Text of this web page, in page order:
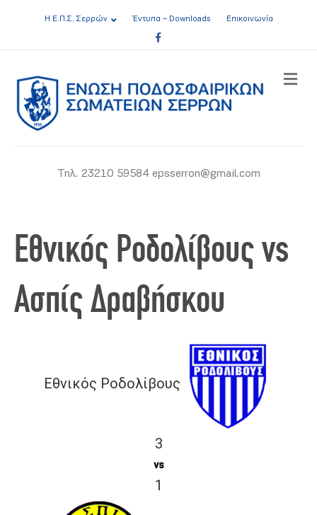
Η Ε.Π.Σ. Σερρών Έντυπα – Downloads
Επικοινωνία
Facebook
Τηλ. 23210 59584 epsserron@gmail.com
Εθνικός Ροδολίβους vs
Ασπίς Δραβήσκου
Εθνικός Ροδολίβους
3
vs
1